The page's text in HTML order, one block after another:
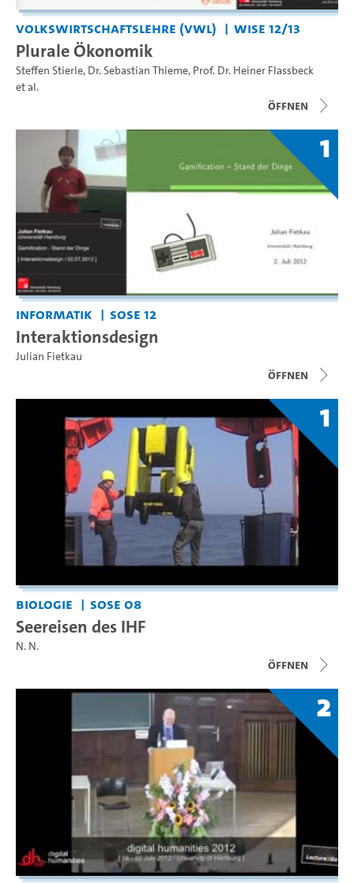
Volkswirtschaftslehre (VWL) WiSe 12/13
Plurale Ökonomik
Steffen Stierle, Dr. Sebastian Thieme, Prof. Dr. Heiner Flassbeck
et al.
Öffnen
1
Informatik SoSe 12
Interaktionsdesign
Julian Fietkau
Öffnen
1
Biologie SoSe 08
Seereisen des IHF
N. N.
Öffnen
2